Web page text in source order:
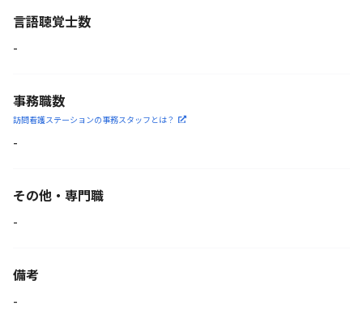
言語聴覚士数
-
事務職数
訪問看護ステーションの事務スタッフとは？
-
その他・専門職
-
備考
-